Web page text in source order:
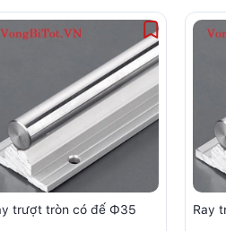
trượt tròn có đế Φ35 Ray